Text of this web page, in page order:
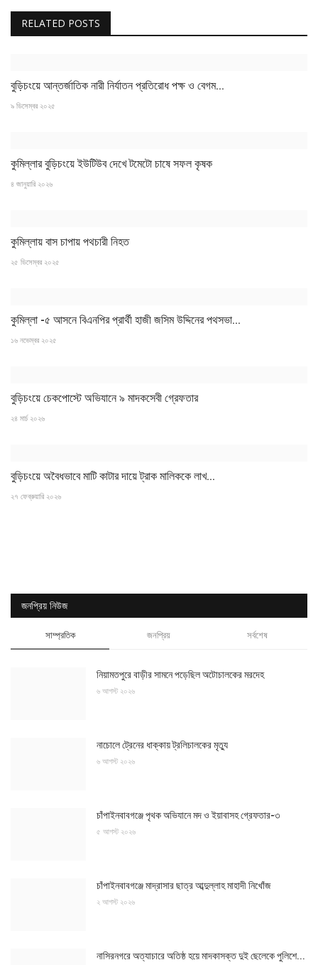
খেলাধুলা
অপরাধ
রাজনীতি
RELATED POSTS
বুড়িচংয়ে আন্তর্জাতিক নারী নির্যাতন প্রতিরোধ পক্ষ ও বেগম...
৯ ডিসেম্বর ২০২৫
কুমিল্লার বুড়িচংয়ে ইউটিউব দেখে টমেটো চাষে সফল কৃষক
৪ জানুয়ারি ২০২৬
কুমিল্লায় বাস চাপায় পথচারী নিহত
২৫ ডিসেম্বর ২০২৫
কুমিল্লা -৫ আসনে বিএনপির প্রার্থী হাজী জসিম উদ্দিনের পথসভা...
১৬ নভেম্বর ২০২৫
বুড়িচংয়ে চেকপোস্টে অভিযানে ৯ মাদকসেবী গ্রেফতার
২৪ মার্চ ২০২৬
বুড়িচংয়ে অবৈধভাবে মাটি কাটার দায়ে ট্রাক মালিককে লাখ...
২৭ ফেব্রুয়ারি ২০২৬
জনপ্রিয় নিউজ
সাম্প্রতিক জনপ্রিয় সর্বশেষ
নিয়ামতপুরে বাড়ীর সামনে পড়েছিল অটোচালকের মরদেহ
৬ আগস্ট ২০২৬
নাচোলে ট্রেনের ধাক্কায় ট্রলিচালকের মৃত্যু
৬ আগস্ট ২০২৬
চাঁপাইনবাবগঞ্জে পৃথক অভিযানে মদ ও ইয়াবাসহ গ্রেফতার-৩
৫ আগস্ট ২০২৬
চাঁপাইনবাবগঞ্জে মাদ্রাসার ছাত্র আব্দুল্লাহ মাহাদী নিখোঁজ
২ আগস্ট ২০২৬
নাসিরনগরে অত্যাচারে অতিষ্ঠ হয়ে মাদকাসক্ত দুই ছেলেকে পুলিশে...